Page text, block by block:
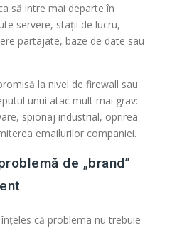
să intre mai departe în
servere, stații de lucru,
partajate, baze de date sau
la nivel de firewall sau
unui atac mult mai grav:
spionaj industrial, oprirea
emailurilor companiei.
de „brand”
că problema nu trebuie